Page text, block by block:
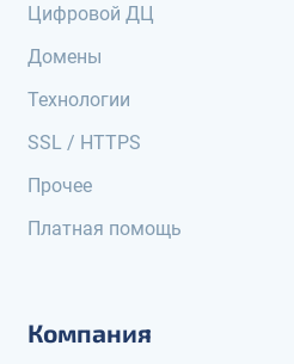
Цифровой ДЦ
Домены
Технологии
SSL / HTTPS
Прочее
Платная помощь
Компания